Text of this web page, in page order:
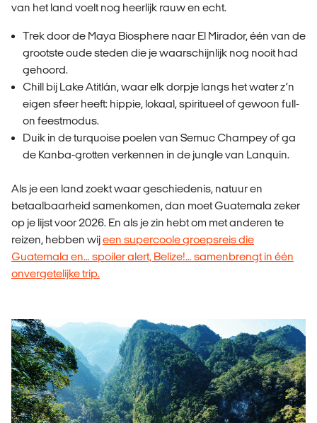
van het land voelt nog heerlijk rauw en echt.
Trek door de Maya Biosphere naar El Mirador, één van de
grootste oude steden die je waarschijnlijk nog nooit had
gehoord.
Chill bij Lake Atitlán, waar elk dorpje langs het water z’n
eigen sfeer heeft: hippie, lokaal, spiritueel of gewoon full-
on feestmodus.
Duik in de turquoise poelen van Semuc Champey of ga
de Kanba-grotten verkennen in de jungle van Lanquin.
Als je een land zoekt waar geschiedenis, natuur en
betaalbaarheid samenkomen, dan moet Guatemala zeker
op je lijst voor 2026. En als je zin hebt om met anderen te
reizen, hebben wijeen supercoole groepsreis die
Guatemala en… spoiler alert, Belize!… samenbrengt in één
onvergetelijke trip.